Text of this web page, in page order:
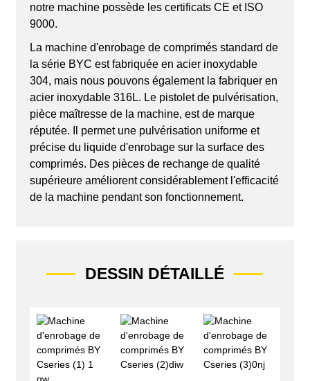
notre machine possède les certificats CE et ISO
9000.
La machine d'enrobage de comprimés standard de
la série BYC est fabriquée en acier inoxydable
304, mais nous pouvons également la fabriquer en
acier inoxydable 316L. Le pistolet de pulvérisation,
pièce maîtresse de la machine, est de marque
réputée. Il permet une pulvérisation uniforme et
précise du liquide d'enrobage sur la surface des
comprimés. Des pièces de rechange de qualité
supérieure améliorent considérablement l'efficacité
de la machine pendant son fonctionnement.
DESSIN DÉTAILLÉ